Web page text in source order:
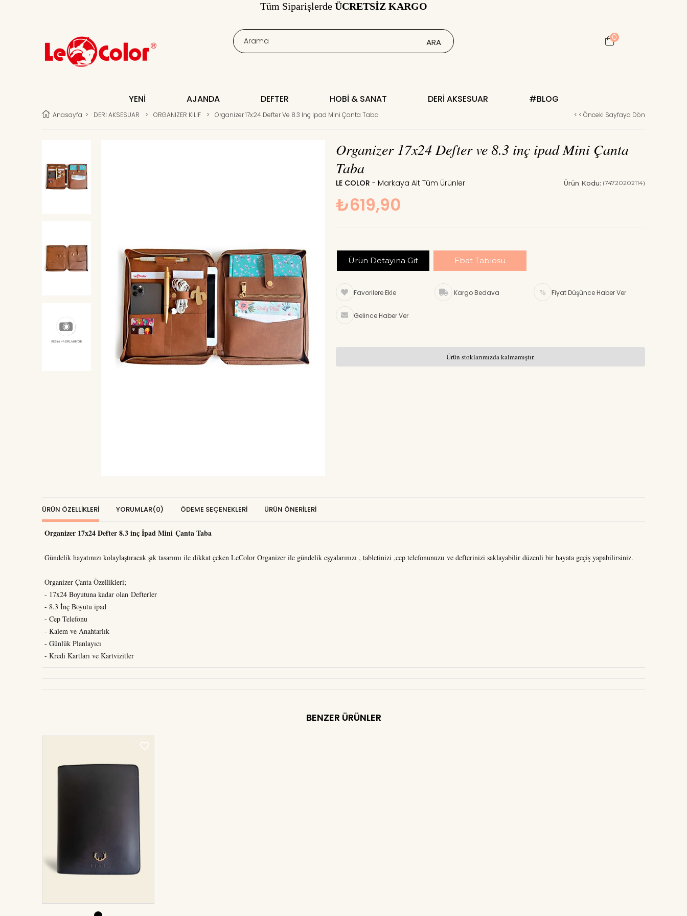
Tüm Siparişlerde ÜCRETSİZ KARGO
0
YENİ AJANDA DEFTER HOBI & SANAT DERI AKSESUAR #BLOG
Anasayfa > DERI AKSESUAR > ORGANIZER KILIF > Organizer 17x24 Defter Ve 8.3 Inç Ipad Mini Çanta Taba < < Önceki Sayfaya Dön
Organizer 17x24 Defter ve 8.3 inç ipad Mini Çanta
Taba
Ürün Kodu: (74720202114)
LE COLOR
₺619,90
Ürün Detayına Git Ebat Tablosu
Favorilere Ekle Kargo Bedava Fiyat Düşünce Haber Ver
Gelince Haber Ver
Ürün stoklarımızda kalmamıştır.
ÜRÜN ÖZELLIKLERI YORUMLAR(0) ÖDEME SEÇENEKLERI ÜRÜN ÖNERILERI
Organizer 17x24 Defter 8.3 inç İpad Mini Çanta Taba
Gündelik hayatınızı kolaylaştıracak şık tasarımı ile dikkat çeken LeColor Organizer ile gündelik eşyalarınızı , tabletinizi ,cep telefonunuzu ve defterinizi saklayabilir düzenli bir hayata geçiş yapabilirsiniz.
Organizer Çanta Özellikleri;
- 17x24 Boyutuna kadar olan Defterler
- 8.3 İnç Boyutu ipad
- Cep Telefonu
- Kalem ve Anahtarlık
- Günlük Planlayıcı
- Kredi Kartları ve Kartvizitler
BENZER ÜRÜNLER